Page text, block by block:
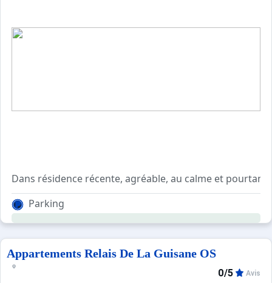
Beaucoup de charme !!
Parking
Appartements Relais De La Guisane OS
0/5 Avis